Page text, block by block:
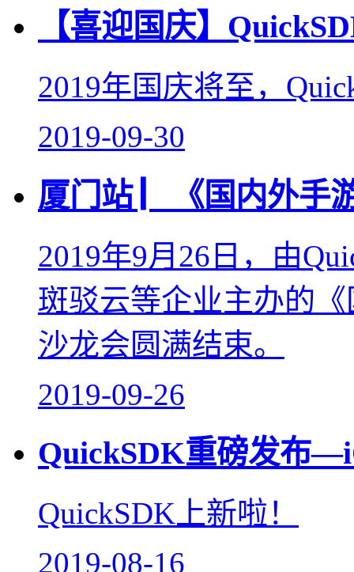
【喜迎国庆】
2019年国庆将至，
2019-09-30
厦门站 ▏《国内外手
2019年9月26日，由
斑驳云等企业主办的
沙龙会圆满结束。
2019-09-26
QuickSDK重磅发布
QuickSDK上新啦！
2019-08-16